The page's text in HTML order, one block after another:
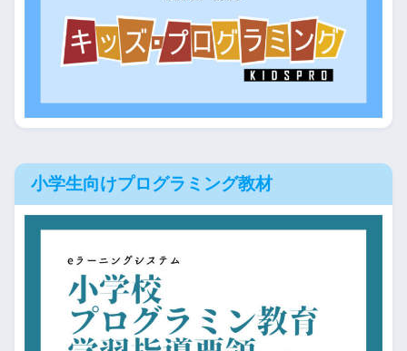
小学生向けプログラミング教材